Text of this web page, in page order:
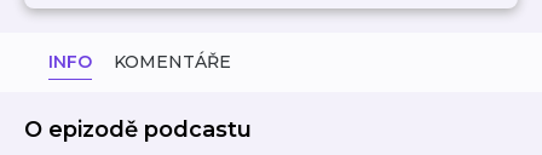
INFO KOMENTÁŘE
O epizodě podcastu